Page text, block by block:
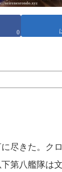
0
きた。ク
第八艦隊は